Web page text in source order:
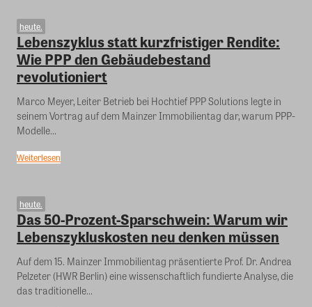
heute.
Lebenszyklus statt kurzfristiger Rendite:
Wie PPP den Gebäudebestand
revolutioniert
Marco Meyer, Leiter Betrieb bei Hochtief PPP Solutions legte in
seinem Vortrag auf dem Mainzer Immobilientag dar, warum PPP-
Modelle...
Weiterlesen
heute.
Das 50-Prozent-Sparschwein: Warum wir
Lebenszykluskosten neu denken müssen
Auf dem 15. Mainzer Immobilientag präsentierte Prof. Dr. Andrea
Pelzeter (HWR Berlin) eine wissenschaftlich fundierte Analyse, die
das traditionelle...